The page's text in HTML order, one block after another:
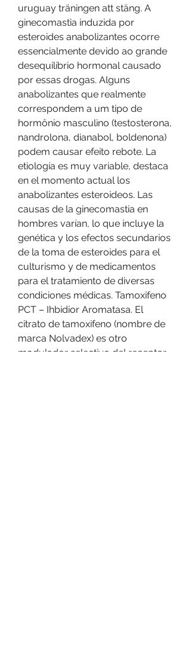
uruguay träningen att stäng. A
ginecomastia induzida por
esteroides anabolizantes ocorre
essencialmente devido ao grande
desequilíbrio hormonal causado
por essas drogas. Alguns
anabolizantes que realmente
correspondem a um tipo de
hormônio masculino (testosterona,
nandrolona, dianabol, boldenona)
podem causar efeito rebote. La
etiología es muy variable, destaca
en el momento actual los
anabolizantes esteroideos. Las
causas de la ginecomastia en
hombres varían, lo que incluye la
genética y los efectos secundarios
de la toma de esteroides para el
culturismo y de medicamentos
para el tratamiento de diversas
condiciones médicas. Tamoxifeno
PCT – Ihbidior Aromatasa. El
citrato de tamoxifeno (nombre de
marca Nolvadex) es otro
modulador selectivo del receptor